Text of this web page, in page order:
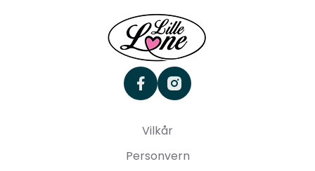
facebookinstagram
Vilkår
Personvern